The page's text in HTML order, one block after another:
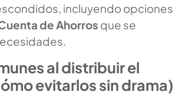
incluyendo opciones
de Ahorros que se
al distribuir el
evitarlos sin drama)